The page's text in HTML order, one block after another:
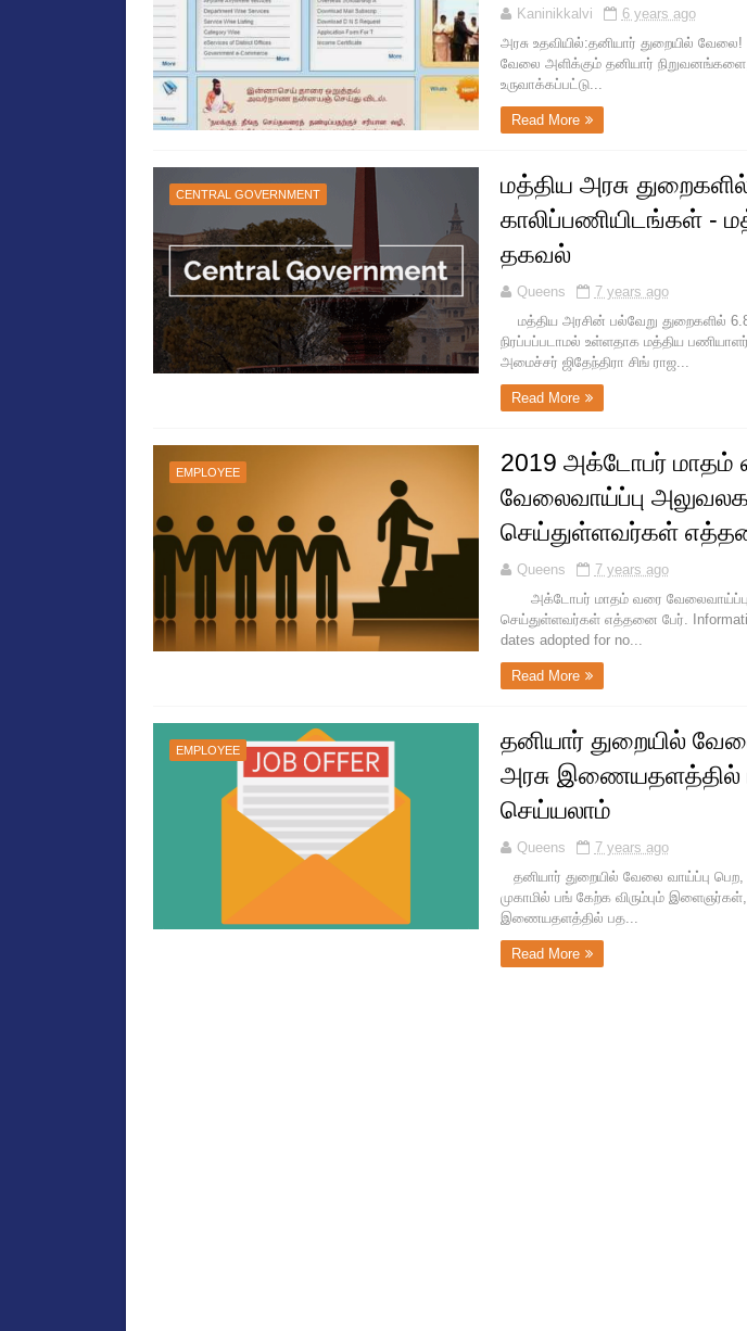
Kaninikkalvi
6 years ago
அரசு உதவியில்:தனியார் துறையில்
வேலை அளிக்கும் தனியார்
உருவாக்கப்பட்டு...
Read More
CENTRAL GOVERNMENT
மத்திய அரசு
காலிப்பணியிடங்கள் -
தகவல்
Queens
7 years ago
மத்திய அரசின் பல்வேறு துறைகளில்
நிரப்பப்படாமல் உள்ளதாக மத்திய
அமைச்சர் ஜிதேந்திரா சிங் ராஜ...
Read More
EMPLOYEE
2019 அக்டோபர் மாதம்
வேலைவாய்ப்பு
செய்துள்ளவர்கள்
Queens
7 years ago
அக்டோபர் மாதம் வரை வேலைவாய்ப்பு
செய்துள்ளவர்கள் எத்தனை பேர்.
dates adopted for no...
Read More
EMPLOYEE
தனியார் துறையில்
அரசு இணையதளத்தில்
செய்யலாம்
Queens
7 years ago
தனியார் துறையில் வேலை வாய்ப்பு பெற,
முகாமில் பங் கேற்க விரும்பும்
இணையதளத்தில் பத...
Read More